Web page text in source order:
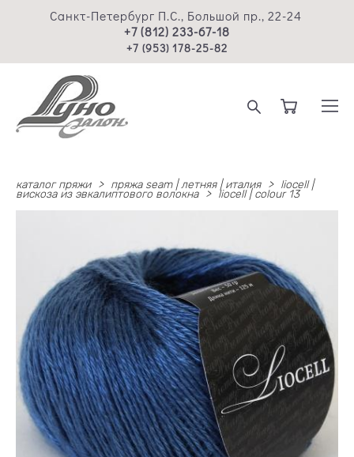
Санкт-Петербург П.С., Большой пр., 22-24
+7 (812) 233-67-18
+7 (953) 178-25-82
каталог пряжи > пряжа seam | летняя | италия >
liocell |
вискоза из эвкалиптового волокна
> liocell | colour 13